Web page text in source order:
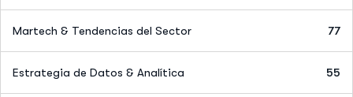
Martech & Tendencias del Sector 77
Estrategia de Datos & Analítica 55